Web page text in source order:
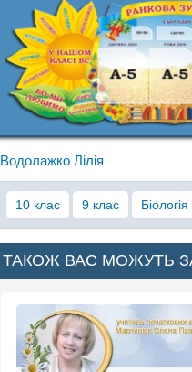
Водолажко Лілія
10 клас 9 клас Біологія
ТАКОЖ ВАС МОЖУТЬ